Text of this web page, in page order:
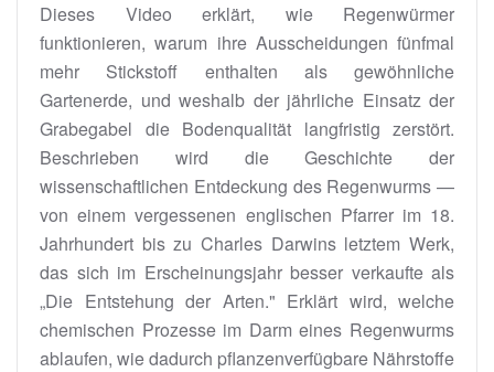
Dieses Video erklärt, wie Regenwürmer
funktionieren, warum ihre Ausscheidungen fünfmal
mehr Stickstoff enthalten als gewöhnliche
Gartenerde, und weshalb der jährliche Einsatz der
Grabegabel die Bodenqualität langfristig zerstört.
Beschrieben wird die Geschichte der
wissenschaftlichen Entdeckung des Regenwurms —
von einem vergessenen englischen Pfarrer im 18.
Jahrhundert bis zu Charles Darwins letztem Werk,
das sich im Erscheinungsjahr besser verkaufte als
„Die Entstehung der Arten." Erklärt wird, welche
chemischen Prozesse im Darm eines Regenwurms
ablaufen, wie dadurch pflanzenverfügbare Nährstoffe